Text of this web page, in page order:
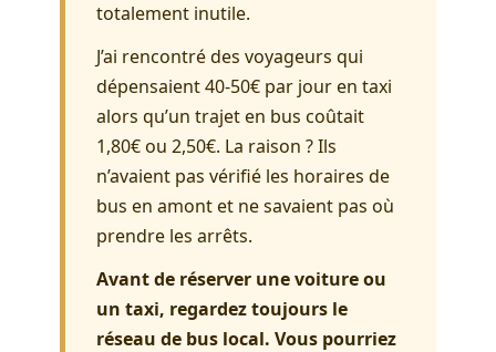
totalement inutile.
J’ai rencontré des voyageurs qui
dépensaient 40-50€ par jour en taxi
alors qu’un trajet en bus coûtait
1,80€ ou 2,50€. La raison ? Ils
n’avaient pas vérifié les horaires de
bus en amont et ne savaient pas où
prendre les arrêts.
Avant de réserver une voiture ou
un taxi, regardez toujours le
réseau de bus local. Vous pourriez